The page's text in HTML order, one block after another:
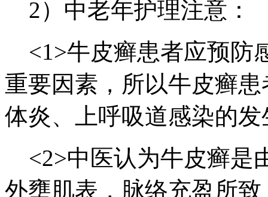
2）中老年护理注意：
<1>牛皮癣患者应预防
重要因素，所以牛皮癣
体炎、上呼吸道感染的
<2>中医认为牛皮癣是
外壅肌表，脉络充盈所